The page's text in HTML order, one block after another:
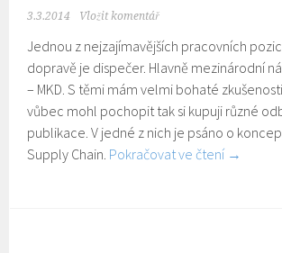
3.3.2014 Vložit komentář
Jednou z nejzajímavějších pracovních
dopravě je dispečer. Hlavně mezinárodní
– MKD. S těmi mám velmi bohaté
vůbec mohl pochopit tak si kupuji různé
publikace. V jedné z nich je psáno o
Supply Chain. Pokračovat ve čtení →